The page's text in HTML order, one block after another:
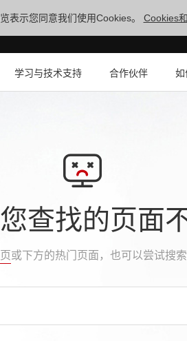
表示您同意我们使用Cookies。 Cookies
学习与技术支持 合作伙伴 如
查找的页面
或下方的热门页面，也可以尝试搜